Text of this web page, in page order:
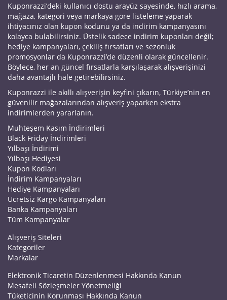
Kuponrazzi’deki kullanıcı dostu arayüz sayesinde, hızlı arama,
mağaza, kategori veya markaya göre listeleme yaparak
ihtiyacınız olan kupon kodunu ya da indirim kampanyasını
kolayca bulabilirsiniz. Üstelik sadece indirim kuponları değil;
hediye kampanyaları, çekiliş fırsatları ve sezonluk
promosyonlar da Kuponrazzi’de düzenli olarak güncellenir.
Böylece, her an güncel fırsatlarla karşılaşarak alışverişinizi
daha avantajlı hale getirebilirsiniz.
Kuponrazzi ile akıllı alışverişin keyfini çıkarın, Türkiye’nin en
güvenilir mağazalarından alışveriş yaparken ekstra
indirimlerden yararlanın.
Muhteşem Kasım İndirimleri
Black Friday İndirimleri
Yılbaşı İndirimi
Yılbaşı Hediyesi
Kupon Kodları
İndirim Kampanyaları
Hediye Kampanyaları
Ücretsiz Kargo Kampanyaları
Banka Kampanyaları
Tüm Kampanyalar
Alışveriş Siteleri
Kategoriler
Markalar
Elektronik Ticaretin Düzenlenmesi Hakkında Kanun
Mesafeli Sözleşmeler Yönetmeliği
Tüketicinin Korunması Hakkında Kanun